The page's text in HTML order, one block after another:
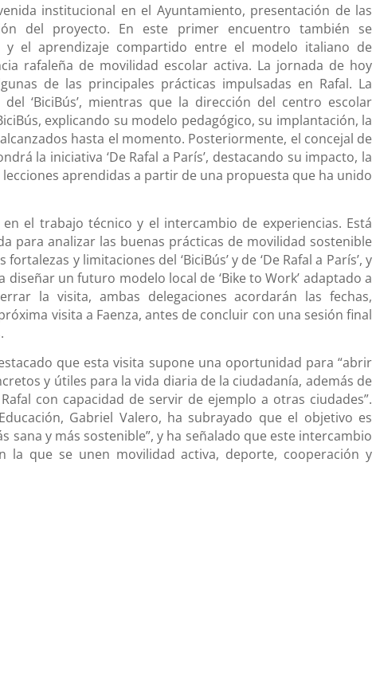
institucional en el Ayuntamiento, presentación de las
del proyecto. En este primer encuentro también se
el aprendizaje compartido entre el modelo italiano de
rafaleña de movilidad escolar activa. La jornada de hoy
de las principales prácticas impulsadas en Rafal. La
‘BiciBús’, mientras que la dirección del centro escolar
, explicando su modelo pedagógico, su implantación, la
hasta el momento. Posteriormente, el concejal de
la iniciativa ‘De Rafal a París’, destacando su impacto, la
aprendidas a partir de una propuesta que ha unido
el trabajo técnico y el intercambio de experiencias. Está
para analizar las buenas prácticas de movilidad sostenible
y limitaciones del ‘BiciBús’ y de ‘De Rafal a París’, y
un futuro modelo local de ‘Bike to Work’ adaptado a
la visita, ambas delegaciones acordarán las fechas,
visita a Faenza, antes de concluir con una sesión final
que esta visita supone una oportunidad para “abrir
y útiles para la vida diaria de la ciudadanía, además de
con capacidad de servir de ejemplo a otras ciudades”.
Gabriel Valero, ha subrayado que el objetivo es
sana y más sostenible”, y ha señalado que este intercambio
la que se unen movilidad activa, deporte, cooperación y